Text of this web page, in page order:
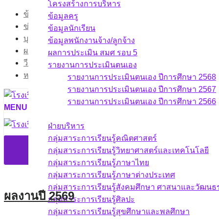
Skip
content
ข้อมูลสารสนเทศ
ข่าวกิจกรรม
บุคลากร
ผลงาน
วีดิทัศน์กิจกรรม
หน้าแรก
MENU
โครงสร้างการบริหาร
ข้อมูลครู
ข้อมูลนักเรียน
ข้อมูลพนักงานจ้าง/ลูกจ้าง
ผลการประเมิน สมศ รอบ 5
รายงานการประเมินตนเอง
รายงานการประเมินตนเอง ปีการศึกษา 2568
รายงานการประเมินตนเอง ปีการศึกษา 2567
รายงานการประเมินตนเอง ปีการศึกษา 2566
ฝ่ายบริหาร
กลุ่มสาระการเรียนรู้คณิตศาสตร์
กลุ่มสาระการเรียนรู้วิทยาศาสตร์และเทคโนโลยี
กลุ่มสาระการเรียนรู้ภาษาไทย
กลุ่มสาระการเรียนรู้ภาษาต่างประเทศ
กลุ่มสาระการเรียนรู้สังคมศึกษา ศาสนาและวัฒนธ
กลุ่มสาระการเรียนรู้ศิลปะ
กลุ่มสาระการเรียนรู้สุขศึกษาและพลศึกษา
ผลงานปี 2569